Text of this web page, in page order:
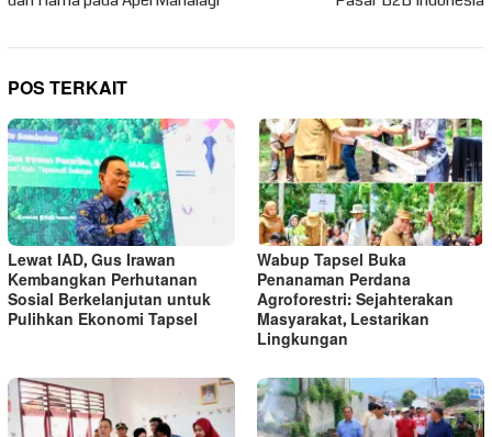
POS TERKAIT
Lewat IAD, Gus Irawan
Kembangkan Perhutanan
Sosial Berkelanjutan untuk
Pulihkan Ekonomi Tapsel
Wabup Tapsel Buka
Penanaman Perdana
Agroforestri: Sejahterakan
Masyarakat, Lestarikan
Lingkungan